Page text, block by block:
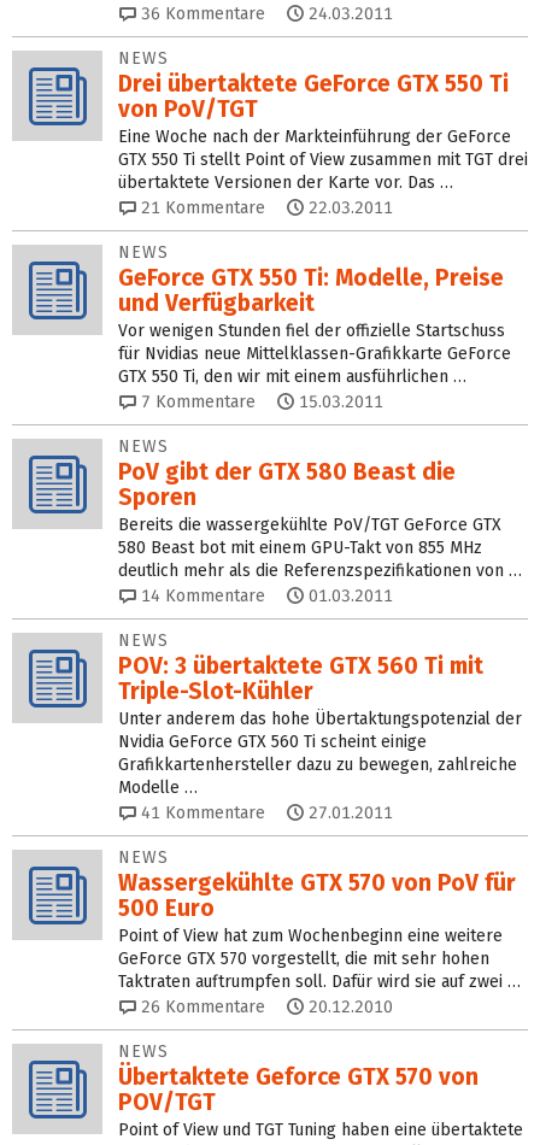
36 Kommentare 24.03.2011
NEWS
Drei übertaktete GeForce GTX 550 Ti
von PoV/TGT
Eine Woche nach der Markteinführung der GeForce
GTX 550 Ti stellt Point of View zusammen mit TGT drei
übertaktete Versionen der Karte vor. Das …
21 Kommentare 22.03.2011
NEWS
GeForce GTX 550 Ti: Modelle, Preise
und Verfügbarkeit
Vor wenigen Stunden fiel der offizielle Startschuss
für Nvidias neue Mittelklassen-Grafikkarte GeForce
GTX 550 Ti, den wir mit einem ausführlichen …
7 Kommentare 15.03.2011
NEWS
PoV gibt der GTX 580 Beast die
Sporen
Bereits die wassergekühlte PoV/TGT GeForce GTX
580 Beast bot mit einem GPU-Takt von 855 MHz
deutlich mehr als die Referenzspezifikationen von …
14 Kommentare 01.03.2011
NEWS
POV: 3 übertaktete GTX 560 Ti mit
Triple-Slot-Kühler
Unter anderem das hohe Übertaktungspotenzial der
Nvidia GeForce GTX 560 Ti scheint einige
Grafikkartenhersteller dazu zu bewegen, zahlreiche
Modelle …
41 Kommentare 27.01.2011
NEWS
Wassergekühlte GTX 570 von PoV für
500 Euro
Point of View hat zum Wochenbeginn eine weitere
GeForce GTX 570 vorgestellt, die mit sehr hohen
Taktraten auftrumpfen soll. Dafür wird sie auf zwei …
26 Kommentare 20.12.2010
NEWS
Übertaktete Geforce GTX 570 von
POV/TGT
Point of View und TGT Tuning haben eine übertaktete